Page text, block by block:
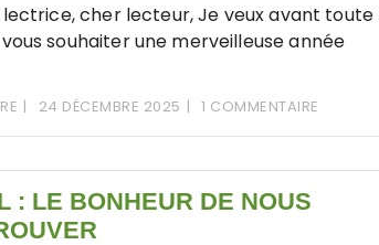
cher lecteur, Je veux avant toute
souhaiter une merveilleuse année
24 DÉCEMBRE 2025 1 COMMENTAIRE
: LE BONHEUR DE NOUS